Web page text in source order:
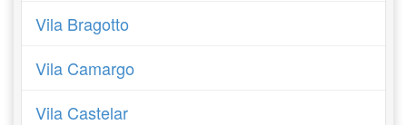
Vila Bragotto
Vila Camargo
Vila Castelar